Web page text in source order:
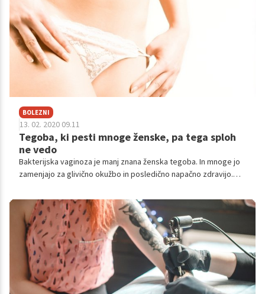
kako ga zdravimo?
BOLEZNI
13. 02. 2020 09.11
Tegoba, ki pesti mnoge ženske, pa tega sploh
ne vedo
Bakterijska vaginoza je manj znana ženska tegoba. In mnoge jo
zamenjajo za glivično okužbo in posledično napačno zdravijo.
prezgoden porod. Preberite si, kako razlikovati ti dve pogosti
okužbi in kaj lahko pomaga.